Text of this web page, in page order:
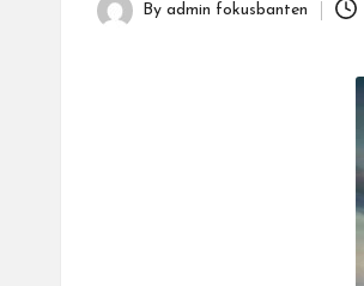
Posted
By admin fokusbanten